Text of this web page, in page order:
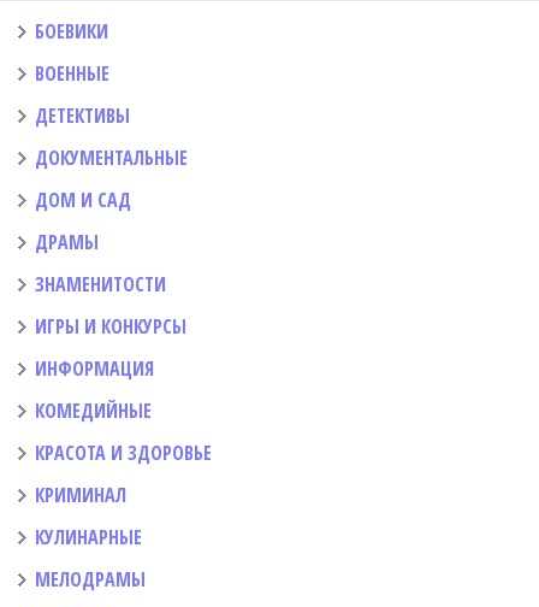
БОЕВИКИ
ВОЕННЫЕ
ДЕТЕКТИВЫ
ДОКУМЕНТАЛЬНЫЕ
ДОМ И САД
ДРАМЫ
ЗНАМЕНИТОСТИ
ИГРЫ И КОНКУРСЫ
ИНФОРМАЦИЯ
КОМЕДИЙНЫЕ
КРАСОТА И ЗДОРОВЬЕ
КРИМИНАЛ
КУЛИНАРНЫЕ
МЕЛОДРАМЫ